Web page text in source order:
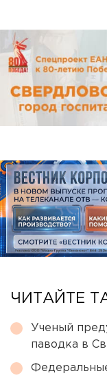
ЧИТАЙТЕ
Ученый
паводка в